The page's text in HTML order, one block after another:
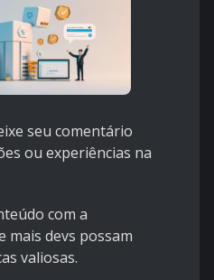
seu comentário
ou experiências na
com a
mais devs possam
valiosas.